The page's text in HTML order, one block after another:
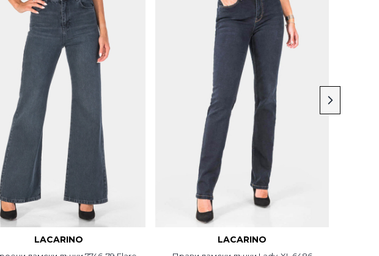
LACARINO LACARINO